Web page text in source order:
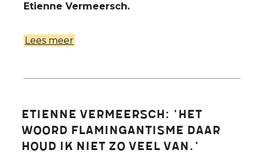
Etienne Vermeersch.
Lees meer
bijbel
Etienne Vermeersch: 'Het
woord flamingantisme daar
houd ik niet zo veel van.'